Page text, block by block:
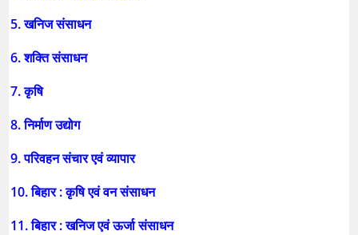
5. खनिज संसाधन
6. शक्ति संसाधन
7. कृषि
8. निर्माण उद्योग
9. परिवहन संचार एवं व्यापार
10. बिहार : कृषि एवं वन संसाधन
11. बिहार : खनिज एवं ऊर्जा संसाधन